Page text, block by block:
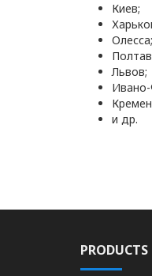
Киев;
Олесса;
Львов;
Ивано-
и др.
PRODUCTS